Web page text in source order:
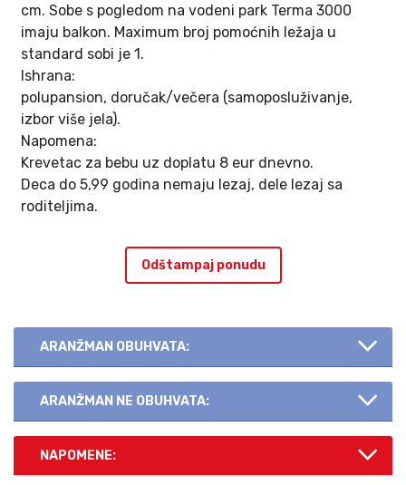
cm. Sobe s pogledom na vodeni park Terma 3000
imaju balkon. Maximum broj pomoćnih ležaja u
standard sobi je 1.
Ishrana:
polupansion, doručak/večera (samoposluživanje,
izbor više jela).
Napomena:
Krevetac za bebu uz doplatu 8 eur dnevno.
Deca do 5,99 godina nemaju lezaj, dele lezaj sa
roditeljima.
Odštampaj ponudu
ARANŽMAN OBUHVATA:
ARANŽMAN NE OBUHVATA:
NAPOMENE: